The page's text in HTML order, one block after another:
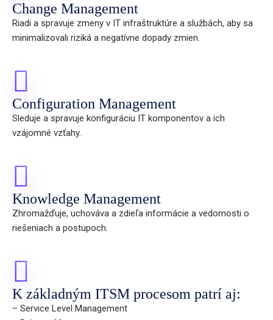
Change Management
Riadi a spravuje zmeny v IT infraštruktúre a službách, aby sa
minimalizovali riziká a negatívne dopady zmien.
Configuration Management
Sleduje a spravuje konfiguráciu IT komponentov a ich
vzájomné vzťahy.
Knowledge Management
Zhromažďuje, uchováva a zdieľa informácie a vedomosti o
riešeniach a postupoch.
K základným ITSM procesom patrí aj:
– Service Level Management